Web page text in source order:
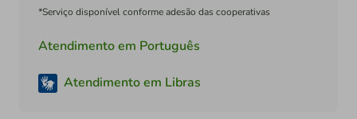
*Serviço disponível conforme adesão das cooperativas
Atendimento em Português
Atendimento em Libras